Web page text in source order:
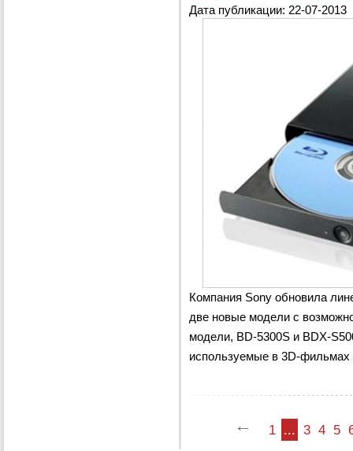
Дата публикации: 22-07-2013
Компания Sony обновила
две новые модели с
модели, BD-5300S и BDX-
используемые в 3D-фильмах
1 ... 3 4 5